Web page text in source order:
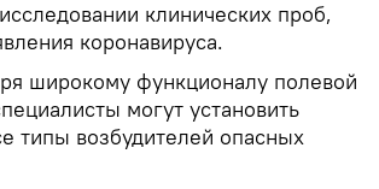
клинических проб,
коронавируса.
широкому функционалу полевой
могут установить
типы возбудителей опасных